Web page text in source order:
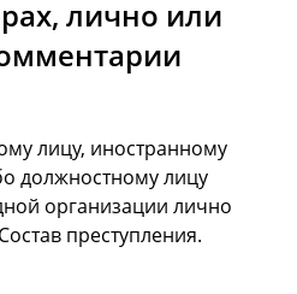
лично или
лицу, иностранному
должностному лицу
организации лично
преступления.